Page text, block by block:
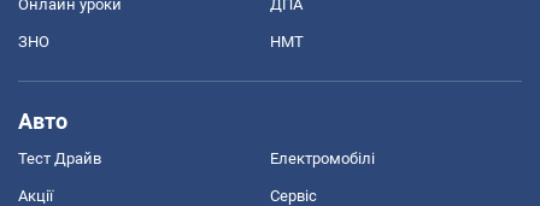
Онлайн уроки ДПА
ЗНО НМТ
Авто
Тест Драйв Електромобілі
Акції Сервіс